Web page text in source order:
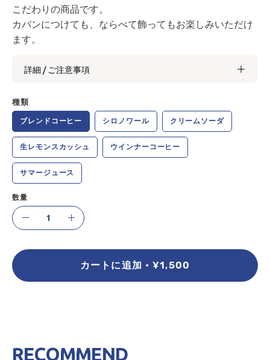
こだわりの商品です。
カバンにつけても、ならべて飾ってもお楽しみいただけ
ます。
詳細 / ご注意事項
種類
ブレンドコーヒー シロノワール クリームソーダ
生レモンスカッシュ ウインナーコーヒー
サマージュース
数量
数
量
増
カートに追加 ¥1,500
RECOMMEND